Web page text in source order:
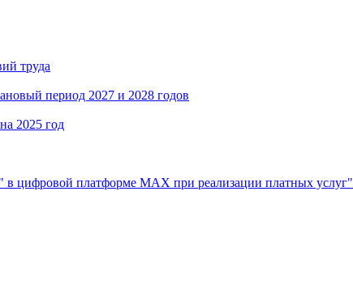
труда
период 2027 и 2028 годов
2025 год
цифровой платформе МАХ при реализации платных услуг"